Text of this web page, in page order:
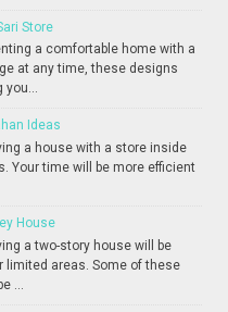
Store
a comfortable home with a
at any time, these designs
you...
Ideas
a house with a store inside
Your time will be more efficient
House
a two-story house will be
limited areas. Some of these
...